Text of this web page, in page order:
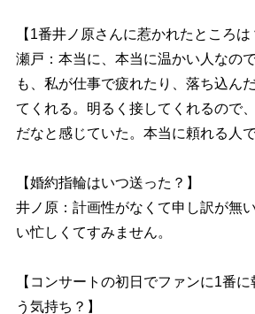
【1番井ノ原さんに惹かれたところは
瀬戸：本当に、本当に温かい人なの
も、私が仕事で疲れたり、落ち込ん
てくれる。明るく接してくれるので
だなと感じていた。本当に頼れる人で
【婚約指輪はいつ送った？】
井ノ原：計画性がなくて申し訳が無
い忙しくてすみません。
【コンサートの初日でファンに1番
う気持ち？】